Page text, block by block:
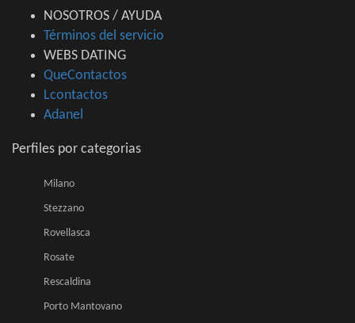
NOSOTROS / AYUDA
Términos del servicio
WEBS DATING
QueContactos
Lcontactos
Adanel
Perfiles por categorias
Milano
Stezzano
Rovellasca
Rosate
Rescaldina
Porto Mantovano